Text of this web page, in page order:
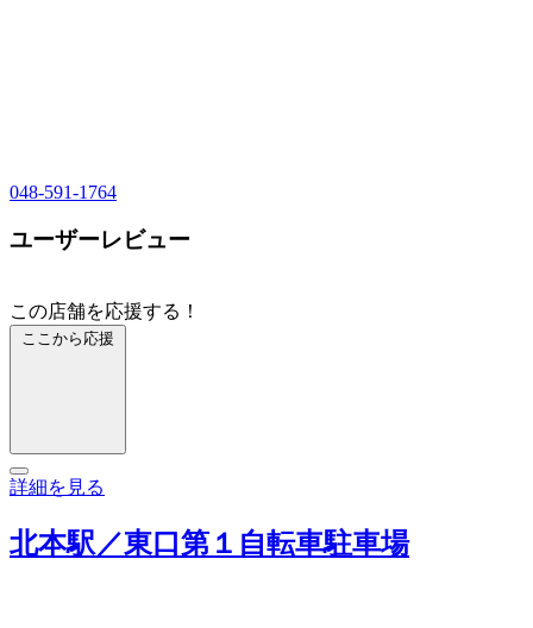
048-591-1764
ユーザーレビュー
この店舗を応援する！
ここから応援
詳細を見る
北本駅／東口第１自転車駐車場